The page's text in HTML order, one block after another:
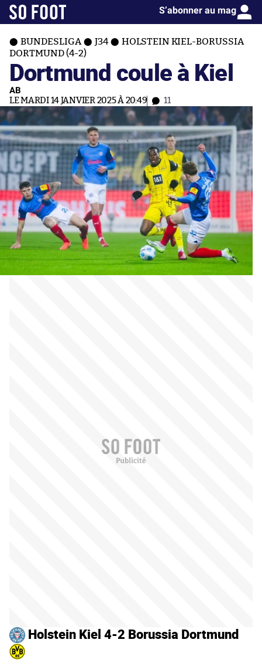
S’abonner au mag
BUNDESLIGA J34
HOLSTEIN KIEL-BORUSSIA
DORTMUND (4-2)
Dortmund coule à Kiel
AB
LE MARDI 14 JANVIER 2025 À 20:49 11
Holstein Kiel 4-2 Borussia Dortmund